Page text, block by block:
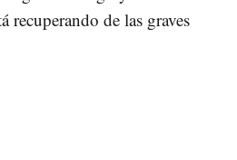
recuperando de las graves